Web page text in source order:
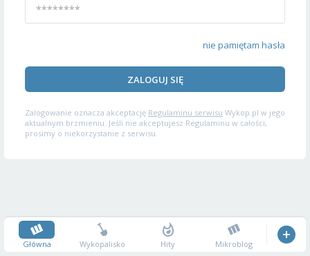
nie pamiętam hasła
ZALOGUJ SIĘ
Zalogowanie oznacza akceptację Regulaminu serwisu Wykop.pl w jego
aktualnym brzmieniu. Jeśli nie akceptujesz Regulaminu w całości,
prosimy o niekorzystanie z serwisu.
Główna Wykopalisko Hity Mikroblog